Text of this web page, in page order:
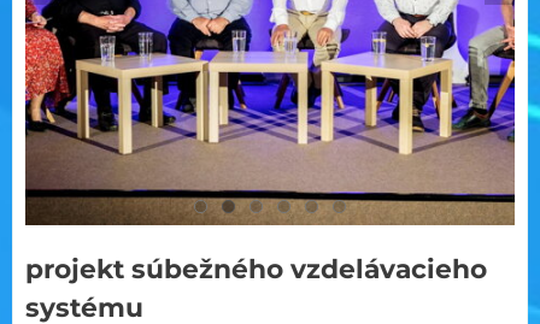
projekt súbežného vzdelávacieho
systému